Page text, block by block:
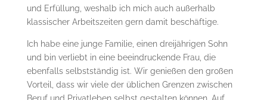
und Erfüllung, weshalb ich mich auch außerhalb
klassischer Arbeitszeiten gern damit beschäftige.
Ich habe eine junge Familie, einen dreijährigen Sohn
und bin verliebt in eine beeindruckende Frau, die
ebenfalls selbstständig ist. Wir genießen den großen
Vorteil, dass wir viele der üblichen Grenzen zwischen
Beruf und Privatleben selbst gestalten können. Auf